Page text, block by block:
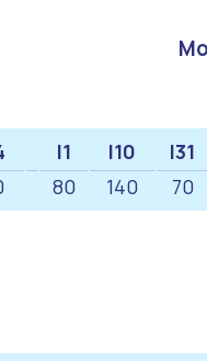
l1 l10 l31
80 140 70